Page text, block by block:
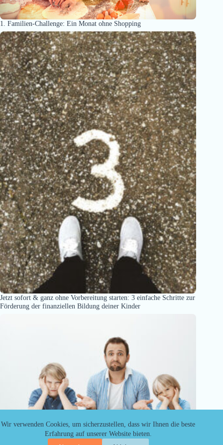
Wir verwenden Cookies, um sicherzustellen, dass wir Ihnen die beste
Erfahrung auf unserer Website bieten.
1. Familien-Challenge: Ein Monat ohne Shopping
Jetzt sofort & ganz ohne Vorbereitung starten: 3 einfache Schritte zur
Förderung der finanziellen Bildung deiner Kinder